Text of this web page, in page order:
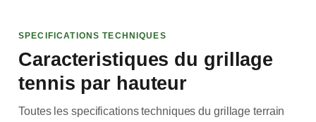
SPECIFICATIONS TECHNIQUES
Caracteristiques du grillage
tennis par hauteur
Toutes les specifications techniques du grillage terrain